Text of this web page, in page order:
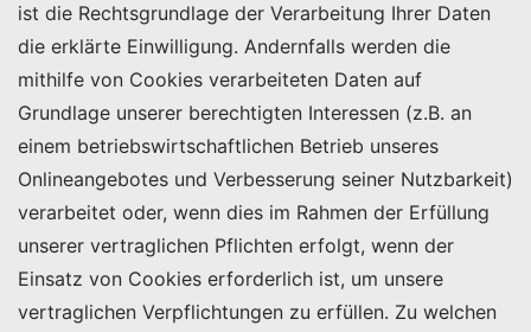
ist die Rechtsgrundlage der Verarbeitung Ihrer Daten
die erklärte Einwilligung. Andernfalls werden die
mithilfe von Cookies verarbeiteten Daten auf
Grundlage unserer berechtigten Interessen (z.B. an
einem betriebswirtschaftlichen Betrieb unseres
Onlineangebotes und Verbesserung seiner Nutzbarkeit)
verarbeitet oder, wenn dies im Rahmen der Erfüllung
unserer vertraglichen Pflichten erfolgt, wenn der
Einsatz von Cookies erforderlich ist, um unsere
vertraglichen Verpflichtungen zu erfüllen. Zu welchen